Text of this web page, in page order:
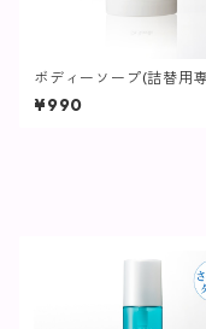
ボディーソープ(詰替用
トル) / 500ｍL用【ヘア
ディ】
¥990